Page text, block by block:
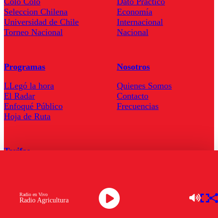
Radio Agricultura
Radio en Vivo
Seleccion Chilena
Universidad de Chile
Torneo Nacional
Economía
Internacional
Nacional
Programas
LLegó la hora
El Radar
Enfoqué Público
Hoja de Ruta
Nosotros
Quienes Somos
Contacto
Frecuencias
Tarifas